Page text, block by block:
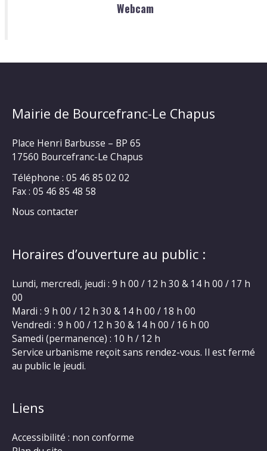
Webcam
Mairie de Bourcefranc-Le Chapus
Place Henri Barbusse – BP 65
17560 Bourcefranc-Le Chapus
Téléphone : 05 46 85 02 02
Fax : 05 46 85 48 58
Nous contacter
Horaires d’ouverture au public :
Lundi, mercredi, jeudi : 9 h 00 / 12 h 30 & 14 h 00 / 17 h
00
Mardi : 9 h 00 / 12 h 30 & 14 h 00 / 18 h 00
Vendredi : 9 h 00 / 12 h 30 & 14 h 00 / 16 h 00
Samedi (permanence) : 10 h / 12 h
Service urbanisme reçoit sans rendez-vous. Il est fermé
au public le jeudi.
Liens
Accessibilité : non conforme